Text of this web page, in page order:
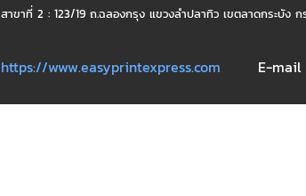
สาขาที่ 2 : 123/19 ถ.ฉลองกรุง แขวงลำปลาทิว เขตลาดกระบัง ก
https://www.easyprintexpress.com E-mail :